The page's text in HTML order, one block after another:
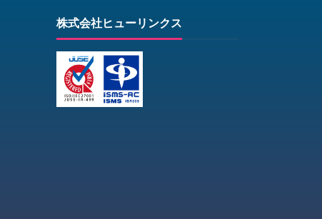
株式会社ヒューリンクス